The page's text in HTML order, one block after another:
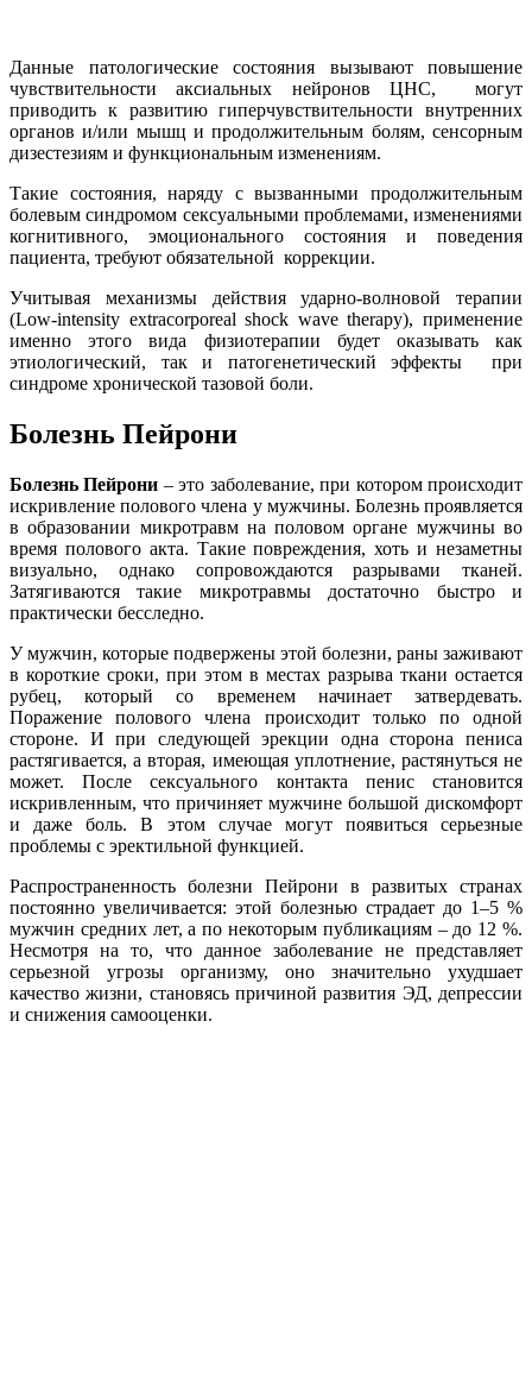
Данные патологические состояния вызывают повышение
чувствительности аксиальных нейронов ЦНС, могут
приводить к развитию гиперчувствительности внутренних
органов и/или мышц и продолжительным болям, сенсорным
дизестезиям и функциональным изменениям.
Такие состояния, наряду с вызванными продолжительным
болевым синдромом сексуальными проблемами, изменениями
когнитивного, эмоционального состояния и поведения
пациента, требуют обязательной коррекции.
Учитывая механизмы действия ударно-волновой терапии
(Low-intensity extracorporeal shock wave therapy), применение
именно этого вида физиотерапии будет оказывать как
этиологический, так и патогенетический эффекты при
синдроме хронической тазовой боли.
Болезнь Пейрони
Болезнь Пейрони – это заболевание, при котором происходит
искривление полового члена у мужчины. Болезнь проявляется
в образовании микротравм на половом органе мужчины во
время полового акта. Такие повреждения, хоть и незаметны
визуально, однако сопровождаются разрывами тканей.
Затягиваются такие микротравмы достаточно быстро и
практически бесследно.
У мужчин, которые подвержены этой болезни, раны заживают
в короткие сроки, при этом в местах разрыва ткани остается
рубец, который со временем начинает затвердевать.
Поражение полового члена происходит только по одной
стороне. И при следующей эрекции одна сторона пениса
растягивается, а вторая, имеющая уплотнение, растянуться не
может. После сексуального контакта пенис становится
искривленным, что причиняет мужчине большой дискомфорт
и даже боль. В этом случае могут появиться серьезные
проблемы с эректильной функцией.
Распространенность болезни Пейрони в развитых странах
постоянно увеличивается: этой болезнью страдает до 1–5 %
мужчин средних лет, а по некоторым публикациям – до 12 %.
Несмотря на то, что данное заболевание не представляет
серьезной угрозы организму, оно значительно ухудшает
качество жизни, становясь причиной развития ЭД, депрессии
и снижения самооценки.